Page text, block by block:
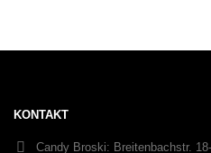
KONTAKT
Candy Broski: Breitenbachstr.